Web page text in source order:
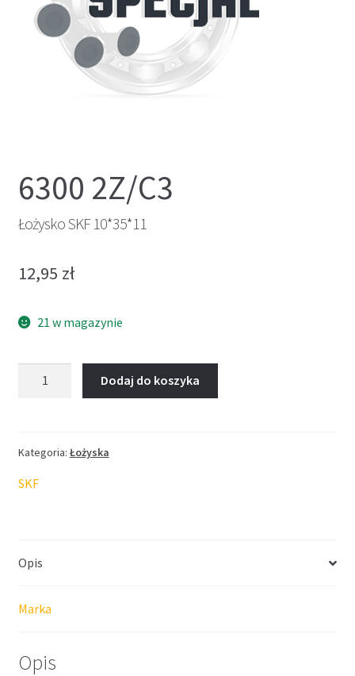
6300 2Z/C3
Łożysko SKF 10*35*11
12,95 zł
21 w magazynie
Dodaj do koszyka
Kategoria: Łożyska
SKF
Opis
Marka
Opis